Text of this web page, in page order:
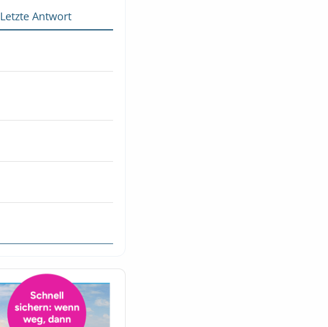
Letzte Antwort